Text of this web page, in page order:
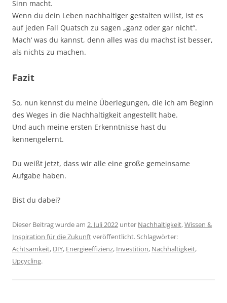
Sinn macht.
Wenn du dein Leben nachhaltiger gestalten willst, ist es
auf jeden Fall Quatsch zu sagen „ganz oder gar nicht“.
Mach‘ was du kannst, denn alles was du machst ist besser,
als nichts zu machen.
Fazit
So, nun kennst du meine Überlegungen, die ich am Beginn
des Weges in die Nachhaltigkeit angestellt habe.
Und auch meine ersten Erkenntnisse hast du
kennengelernt.
Du weißt jetzt, dass wir alle eine große gemeinsame
Aufgabe haben.
Bist du dabei?
Dieser Beitrag wurde am 2. Juli 2022 unter Nachhaltigkeit,Wissen &
Inspiration für die Zukunftveröffentlicht. Schlagwörter:
Achtsamkeit, DIY, Energieeffizienz, Investition, Nachhaltigkeit,
Upcycling.